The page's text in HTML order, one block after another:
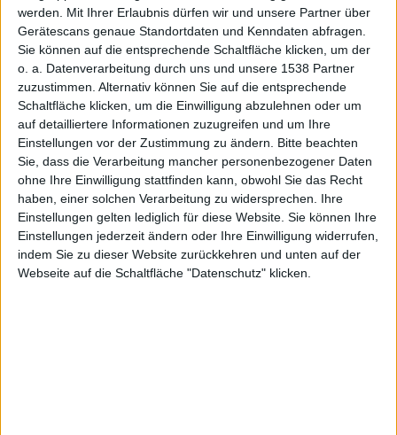
werden. Mit Ihrer Erlaubnis dürfen wir und unsere Partner über
Gerätescans genaue Standortdaten und Kenndaten abfragen.
Sie können auf die entsprechende Schaltfläche klicken, um der
o. a. Datenverarbeitung durch uns und unsere 1538 Partner
zuzustimmen. Alternativ können Sie auf die entsprechende
Schaltfläche klicken, um die Einwilligung abzulehnen oder um
auf detailliertere Informationen zuzugreifen und um Ihre
Einstellungen vor der Zustimmung zu ändern. Bitte beachten
Sie, dass die Verarbeitung mancher personenbezogener Daten
ohne Ihre Einwilligung stattfinden kann, obwohl Sie das Recht
haben, einer solchen Verarbeitung zu widersprechen. Ihre
Einstellungen gelten lediglich für diese Website. Sie können Ihre
Einstellungen jederzeit ändern oder Ihre Einwilligung widerrufen,
indem Sie zu dieser Website zurückkehren und unten auf der
Webseite auf die Schaltfläche "Datenschutz" klicken.
hru